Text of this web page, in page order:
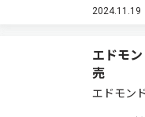
型画素構
2024.11.19
エドモ
売
エドモン